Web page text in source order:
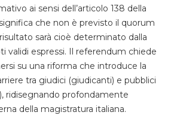
ai sensi dell’articolo 138 della
che non è previsto il quorum
sarà cioè determinato dalla
validi espressi. Il referendum chiede
su una riforma che introduce la
tra giudici (giudicanti) e pubblici
ridisegnando profondamente
della magistratura italiana.